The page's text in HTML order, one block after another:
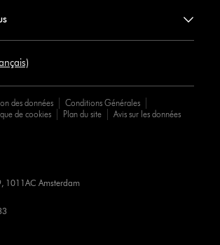
des données
Conditions Générales
de cookies Plan du site Avis sur les données
1011AC Amsterdam